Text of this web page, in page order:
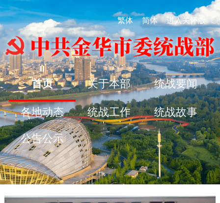
繁体 简体 进入关怀版
首页 关于本部 统战要闻
各地动态 统战工作 统战故事
公告公示